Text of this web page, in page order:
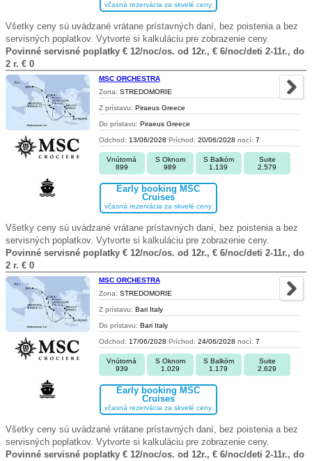
včasná rezervácia za skvelé ceny
Všetky ceny sú uvádzané vrátane prístavných daní, bez poistenia a bez
servisných poplatkov. Vytvorte si kalkuláciu pre zobrazenie ceny.
Povinné servisné poplatky € 12/noc/os. od 12r., € 6/noc/deti 2-11r., do
2 r. € 0
MSC ORCHESTRA
Zona: STREDOMORIE
Z prístavu: Piraeus Greece
Do prístavu: Piraeus Greece
Odchod: 13/06/2028 Príchod: 20/06/2028 nocí: 7
Vnútorná
899
S Oknom
989
S Balkóm
1.139
Suite
2.579
Early booking MSC
Cruises
včasná rezervácia za skvelé ceny
Všetky ceny sú uvádzané vrátane prístavných daní, bez poistenia a bez
servisných poplatkov. Vytvorte si kalkuláciu pre zobrazenie ceny.
Povinné servisné poplatky € 12/noc/os. od 12r., € 6/noc/deti 2-11r., do
2 r. € 0
MSC ORCHESTRA
Zona: STREDOMORIE
Z prístavu: Bari Italy
Do prístavu: Bari Italy
Odchod: 17/06/2028 Príchod: 24/06/2028 nocí: 7
Vnútorná
939
S Oknom
1.029
S Balkóm
1.179
Suite
2.629
Early booking MSC
Cruises
včasná rezervácia za skvelé ceny
Všetky ceny sú uvádzané vrátane prístavných daní, bez poistenia a bez
servisných poplatkov. Vytvorte si kalkuláciu pre zobrazenie ceny.
Povinné servisné poplatky € 12/noc/os. od 12r., € 6/noc/deti 2-11r., do